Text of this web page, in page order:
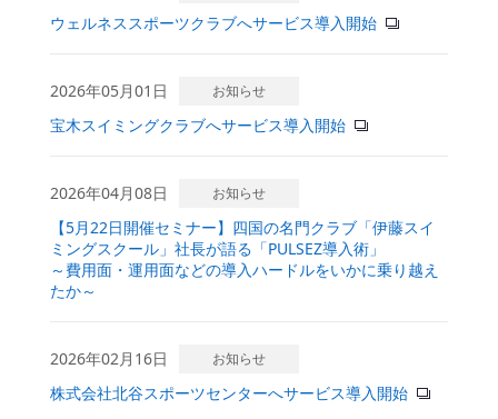
ウェルネススポーツクラブへサービス導入開始
2026年05月01日 お知らせ
宝木スイミングクラブへサービス導入開始
2026年04月08日 お知らせ
【5月22日開催セミナー】四国の名門クラブ「伊藤スイ
ミングスクール」社長が語る「PULSEZ導入術」
～費用面・運用面などの導入ハードルをいかに乗り越え
たか～
2026年02月16日 お知らせ
株式会社北谷スポーツセンターへサービス導入開始